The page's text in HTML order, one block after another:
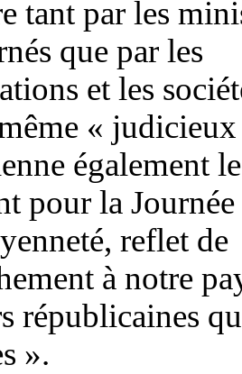
tant par les
que par les
et les
«
également
pour la Journée
reflet de
à notre
républicaines
».